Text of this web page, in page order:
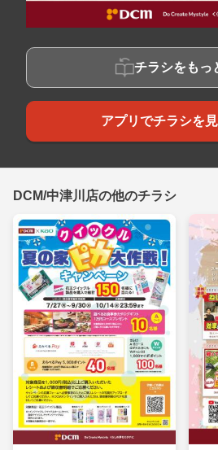
チラシをもっ
アプリでチラシを
DCM/中津川店の他のチラシ